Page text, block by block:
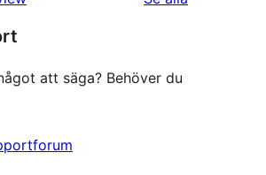
att säga? Behöver du